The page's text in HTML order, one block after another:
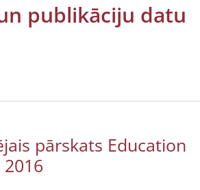
publikāciju datu
pārskats Education